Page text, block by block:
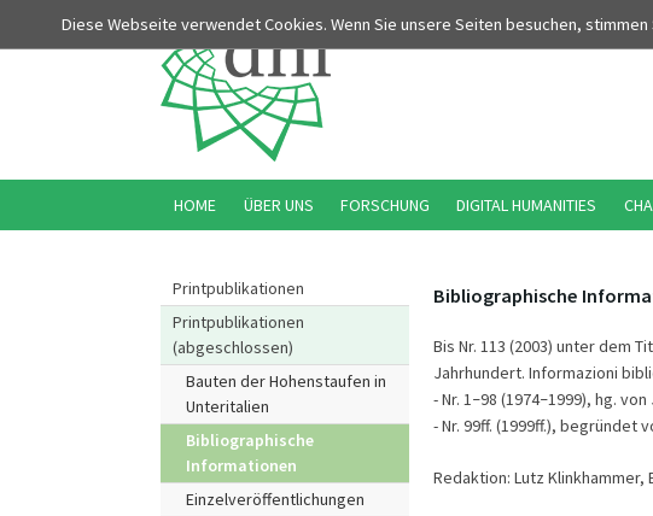
Diese Webseite verwendet Cookies. Wenn Sie unsere Seiten besuchen, stimmen
Printpublikationen
Printpublikationen
(abgeschlossen)
Bauten der Hohenstaufen in
Unteritalien
Bibliographische
Informationen
Einzelveröffentlichungen
Bibliographische
Bis Nr. 113 (2003) unter dem
Jahrhundert. Informazioni
- Nr. 1–98 (1974–1999), hg.
- Nr. 99ff. (1999ff.), begründet
Redaktion: Lutz Klinkhammer,
HOME ÜBER UNS FORSCHUNG DIGITAL HUMANITIES